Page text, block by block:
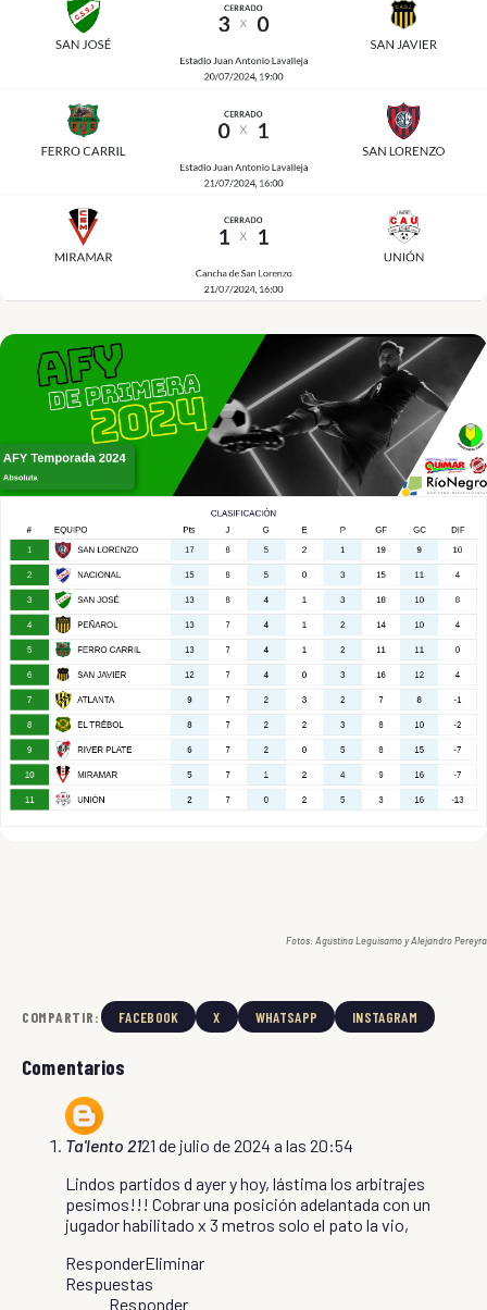
Fotos: Agustina Leguisamo y Alejandro Pereyra
COMPARTIR: FACEBOOK X WHATSAPP INSTAGRAM
Comentarios
Ta'lento 2121 de julio de 2024 a las 20:54
Lindos partidos d ayer y hoy, lástima los arbitrajes
pesimos!!! Cobrar una posición adelantada con un
jugador habilitado x 3 metros solo el pato la vio,
ResponderEliminar
Respuestas
Responder